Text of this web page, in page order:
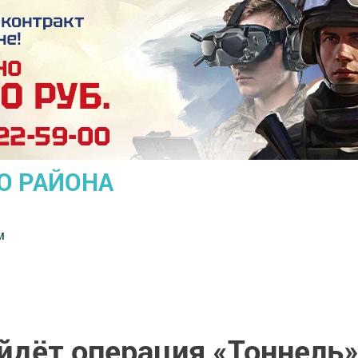
РАЙОНА
операция «Тоннель»